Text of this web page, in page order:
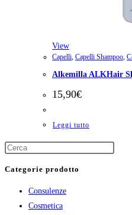
View
Capelli Capelli Shampoo
Alkemilla ALKHair
15,90€
Leggi tutto
Categorie prodotto
Consulenze
Cosmetica